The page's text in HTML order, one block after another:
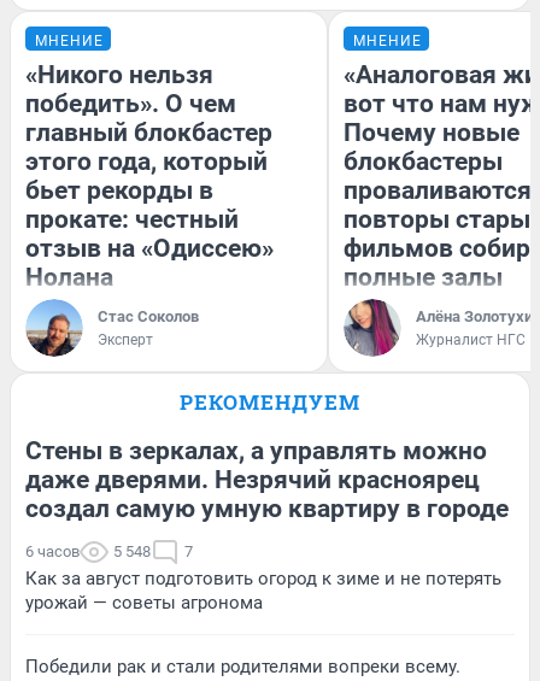
МНЕНИЕ
«Никого нельзя
победить». О чем
главный блокбастер
этого года, который
бьет рекорды в
прокате: честный
отзыв на «Одиссею»
Нолана
Стас Соколов
Эксперт
МНЕНИЕ
«Аналоговая
вот что нам
Почему новые
блокбастеры
повторы
фильмов
полные залы
Алёна
Журналист НГС
РЕКОМЕНДУЕМ
Стены в зеркалах, а управлять можно
даже дверями. Незрячий красноярец
создал самую умную квартиру в городе
6 часов 5 548 7
Как за август подготовить огород к зиме и не потерять
урожай — советы агронома
Победили рак и стали родителями вопреки всему.